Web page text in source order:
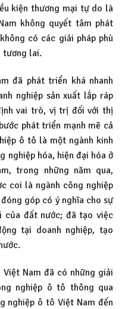
kiện thương mại tự do là
không quyết tâm phát
có các giải pháp phù
tương lai.
đã phát triển khá nhanh
nghiệp sản xuất lắp ráp
vai trò, vị trị đối với thị
phát triển mạnh mẽ cả
ô tô là một ngành kinh
nghiệp hóa, hiện đại hóa ở
trong những năm qua,
coi là ngành công nghiệp
góp có ý nghĩa cho sự
của đất nước; đã tạo việc
tại doanh nghiệp, tạo
Nam đã có những giải
nghiệp ô tô thông qua
nghiệp ô tô Việt Nam đến